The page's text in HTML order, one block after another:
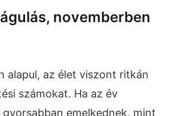
novemberben
alapul, az élet viszont ritkán
számokat. Ha az év
emelkednek, mint